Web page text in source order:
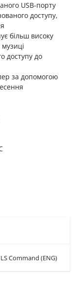
USB-порту
доступу,
більш високу
доступу до
за допомогою
Command (ENG)